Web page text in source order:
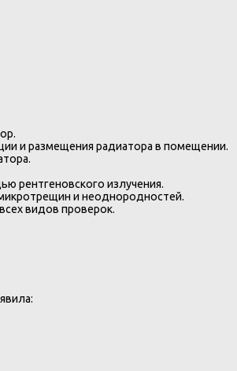
и размещения радиатора в помещении.
рентгеновского излучения.
и неоднородностей.
видов проверок.